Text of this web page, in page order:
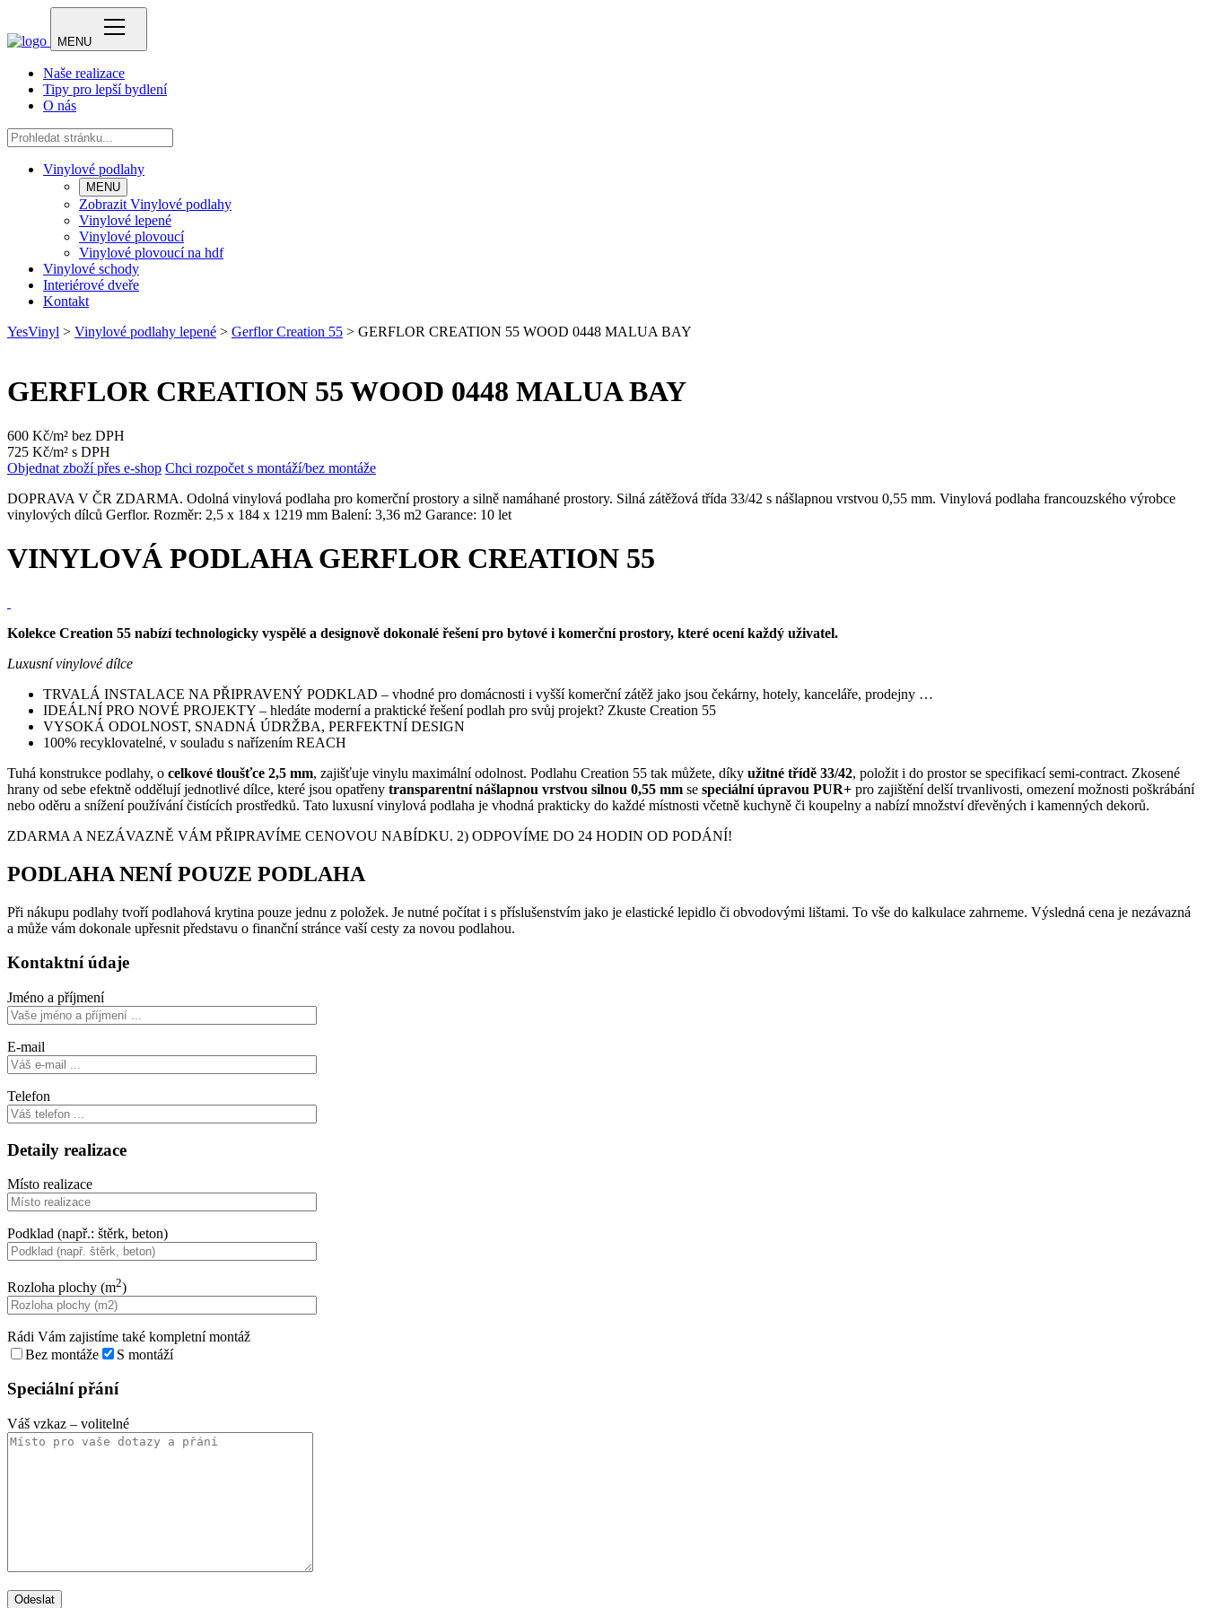
MENU
Naše realizace
Tipy pro lepší bydlení
O nás
Vinylové podlahy
MENU
Zobrazit Vinylové podlahy
Vinylové lepené
Vinylové plovoucí
Vinylové plovoucí na hdf
Vinylové schody
Interiérové dveře
Kontakt
YesVinyl > Vinylové podlahy lepené > Gerflor Creation 55 > GERFLOR CREATION 55 WOOD 0448 MALUA BAY
GERFLOR CREATION 55 WOOD 0448 MALUA BAY
600 Kč/m² bez DPH
725 Kč/m² s DPH
Objednat zboží přes e-shop Chci rozpočet s montáží/bez montáže
DOPRAVA V ČR ZDARMA. Odolná vinylová podlaha pro komerční prostory a silně namáhané prostory. Silná zátěžová třída 33/42 s nášlapnou vrstvou 0,55 mm. Vinylová podlaha francouzského výrobce
vinylových dílců Gerflor. Rozměr: 2,5 x 184 x 1219 mm Balení: 3,36 m2 Garance: 10 let
VINYLOVÁ PODLAHA GERFLOR CREATION 55
Kolekce Creation 55 nabízí technologicky vyspělé a designově dokonalé řešení pro bytové i komerční prostory, které ocení každý uživatel.
Luxusní vinylové dílce
TRVALÁ INSTALACE NA PŘIPRAVENÝ PODKLAD – vhodné pro domácnosti i vyšší komerční zátěž jako jsou čekárny, hotely, kanceláře, prodejny …
IDEÁLNÍ PRO NOVÉ PROJEKTY – hledáte moderní a praktické řešení podlah pro svůj projekt? Zkuste Creation 55
VYSOKÁ ODOLNOST, SNADNÁ ÚDRŽBA, PERFEKTNÍ DESIGN
100% recyklovatelné, v souladu s nařízením REACH
Tuhá konstrukce podlahy, o celkové tloušťce 2,5 mm, zajišťuje vinylu maximální odolnost. Podlahu Creation 55 tak můžete, díky užitné třídě 33/42, položit i do prostor se specifikací semi-contract. Zkosené
hrany od sebe efektně oddělují jednotlivé dílce, které jsou opatřeny transparentní nášlapnou vrstvou silnou 0,55 mm se speciální úpravou PUR+ pro zajištění delší trvanlivosti, omezení možnosti poškrábání
nebo oděru a snížení používání čistících prostředků. Tato luxusní vinylová podlaha je vhodná prakticky do každé místnosti včetně kuchyně či koupelny a nabízí množství dřevěných i kamenných dekorů.
ZDARMA A NEZÁVAZNĚ VÁM PŘIPRAVÍME CENOVOU NABÍDKU. 2) ODPOVÍME DO 24 HODIN OD PODÁNÍ!
PODLAHA NENÍ POUZE PODLAHA
Při nákupu podlahy tvoří podlahová krytina pouze jednu z položek. Je nutné počítat i s příslušenstvím jako je elastické lepidlo či obvodovými lištami. To vše do kalkulace zahrneme. Výsledná cena je nezávazná
a může vám dokonale upřesnit představu o finanční stránce vaší cesty za novou podlahou.
Kontaktní údaje
Jméno a příjmení
E-mail
Telefon
Detaily realizace
Místo realizace
Podklad (např.: štěrk, beton)
Rozloha plochy (m2)
Rádi Vám zajistíme také kompletní montáž
Bez montáže
S montáží
Speciální přání
Váš vzkaz – volitelné